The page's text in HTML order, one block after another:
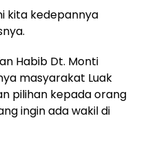
kita kedepannya
Habib Dt. Monti
masyarakat Luak
pilihan kepada orang
ingin ada wakil di